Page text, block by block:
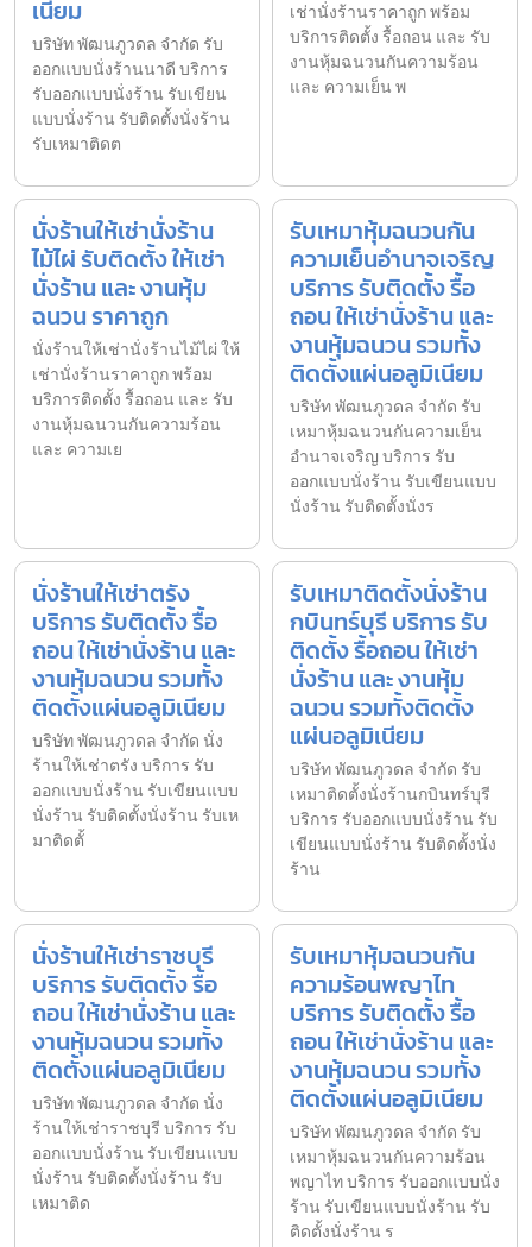
เนียม
บริษัท พัฒนภูวดล จำกัด รับ
ออกแบบนั่งร้านนาดี บริการ
รับออกแบบนั่งร้าน รับเขียน
แบบนั่งร้าน รับติดตั้งนั่งร้าน
รับเหมาติดต
เช่านั่งร้านราคาถูก พร้อม
บริการติดตั้ง รื้อถอน และ รับ
งานหุ้มฉนวนกันความร้อน
และ ความเย็น พ
นั่งร้านให้เช่านั่งร้าน
ไม้ไผ่ รับติดตั้ง ให้เช่า
นั่งร้าน และ งานหุ้ม
ฉนวน ราคาถูก
นั่งร้านให้เช่านั่งร้านไม้ไผ่ ให้
เช่านั่งร้านราคาถูก พร้อม
บริการติดตั้ง รื้อถอน และ รับ
งานหุ้มฉนวนกันความร้อน
และ ความเย
รับเหมาหุ้มฉนวนกัน
ความเย็นอำนาจเจริญ
บริการ รับติดตั้ง รื้อ
ถอน ให้เช่านั่งร้าน และ
งานหุ้มฉนวน รวมทั้ง
ติดตั้งแผ่นอลูมิเนียม
บริษัท พัฒนภูวดล จำกัด รับ
เหมาหุ้มฉนวนกันความเย็น
อำนาจเจริญ บริการ รับ
ออกแบบนั่งร้าน รับเขียนแบบ
นั่งร้าน รับติดตั้งนั่งร
นั่งร้านให้เช่าตรัง
บริการ รับติดตั้ง รื้อ
ถอน ให้เช่านั่งร้าน และ
งานหุ้มฉนวน รวมทั้ง
ติดตั้งแผ่นอลูมิเนียม
บริษัท พัฒนภูวดล จำกัด นั่ง
ร้านให้เช่าตรัง บริการ รับ
ออกแบบนั่งร้าน รับเขียนแบบ
นั่งร้าน รับติดตั้งนั่งร้าน รับเห
มาติดตั้
รับเหมาติดตั้งนั่งร้าน
กบินทร์บุรี บริการ รับ
ติดตั้ง รื้อถอน ให้เช่า
นั่งร้าน และ งานหุ้ม
ฉนวน รวมทั้งติดตั้ง
แผ่นอลูมิเนียม
บริษัท พัฒนภูวดล จำกัด รับ
เหมาติดตั้งนั่งร้านกบินทร์บุรี
บริการ รับออกแบบนั่งร้าน รับ
เขียนแบบนั่งร้าน รับติดตั้งนั่ง
ร้าน
นั่งร้านให้เช่าราชบุรี
บริการ รับติดตั้ง รื้อ
ถอน ให้เช่านั่งร้าน และ
งานหุ้มฉนวน รวมทั้ง
ติดตั้งแผ่นอลูมิเนียม
บริษัท พัฒนภูวดล จำกัด นั่ง
ร้านให้เช่าราชบุรี บริการ รับ
ออกแบบนั่งร้าน รับเขียนแบบ
นั่งร้าน รับติดตั้งนั่งร้าน รับ
เหมาติด
รับเหมาหุ้มฉนวนกัน
ความร้อนพญาไท
บริการ รับติดตั้ง รื้อ
ถอน ให้เช่านั่งร้าน และ
งานหุ้มฉนวน รวมทั้ง
ติดตั้งแผ่นอลูมิเนียม
บริษัท พัฒนภูวดล จำกัด รับ
เหมาหุ้มฉนวนกันความร้อน
พญาไท บริการ รับออกแบบนั่ง
ร้าน รับเขียนแบบนั่งร้าน รับ
ติดตั้งนั่งร้าน ร